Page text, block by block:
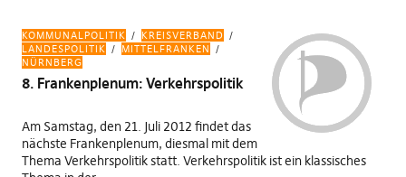
KOMMUNALPOLITIK
KREISVERBAND
LANDESPOLITIK
MITTELFRANKEN
NÜRNBERG
8. Frankenplenum: Verkehrspolitik
Am Samstag, den 21. Juli 2012 findet das
nächste Frankenplenum, diesmal mit dem
Thema Verkehrspolitik statt. Verkehrspolitik ist ein klassisches